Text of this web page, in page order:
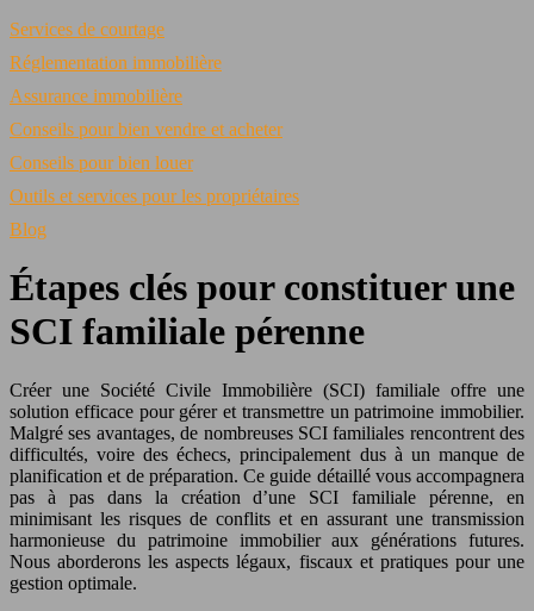
Services de courtage
Réglementation immobilière
Assurance immobilière
Conseils pour bien vendre et acheter
Conseils pour bien louer
Outils et services pour les propriétaires
Blog
Étapes clés pour constituer une
SCI familiale pérenne
Créer une Société Civile Immobilière (SCI) familiale offre une
solution efficace pour gérer et transmettre un patrimoine immobilier.
Malgré ses avantages, de nombreuses SCI familiales rencontrent des
difficultés, voire des échecs, principalement dus à un manque de
planification et de préparation. Ce guide détaillé vous accompagnera
pas à pas dans la création d’une SCI familiale pérenne, en
minimisant les risques de conflits et en assurant une transmission
harmonieuse du patrimoine immobilier aux générations futures.
Nous aborderons les aspects légaux, fiscaux et pratiques pour une
gestion optimale.